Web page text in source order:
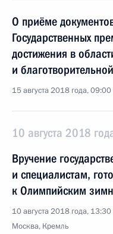
О приёме
Государственных
достижения в
и
15 августа 2018 года, 09:00
10 августа 2018
Вручение
и специалистам,
к Олимпийским
10 августа 2018 года, 13:30
Москва, Кремль